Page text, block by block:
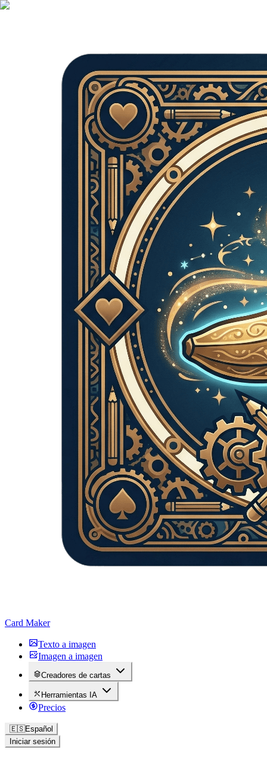
Card Maker
Texto a imagen
Imagen a imagen
Creadores de cartas
Herramientas IA
Precios
🇪🇸Español
Iniciar sesión